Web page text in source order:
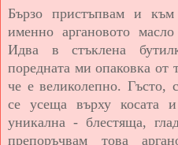
Бързо пристъпвам и
именно аргановото
Идва в стъклена
поредната ми опаковка от
че е великолепно. Гъсто,
се усеща върху косата
уникална - блестяща,
препоръчвам това